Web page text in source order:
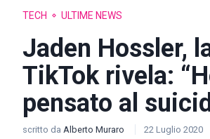
TECH ULTIME NEWS
Jaden Hossler,
TikTok rivela:
pensato al
scritto da Alberto Muraro 22 Luglio 2020